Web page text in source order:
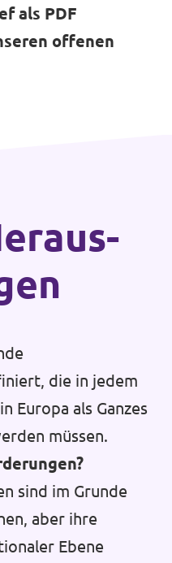
als PDF
offenen
die in jedem
Europa als Ganzes
müssen.
sind im Grunde
aber ihre
Ebene